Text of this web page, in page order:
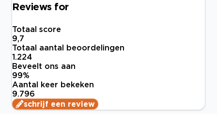
Reviews for
Totaal score
9,7
Totaal aantal beoordelingen
1.224
Beveelt ons aan
99%
Aantal keer bekeken
9.796
schrijf een review